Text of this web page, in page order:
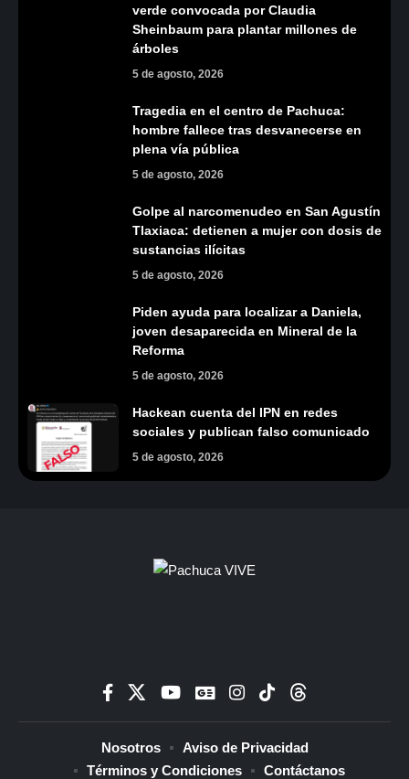
verde convocada por Claudia
Sheinbaum para plantar millones de
árboles
5 de agosto, 2026
Tragedia en el centro de Pachuca:
hombre fallece tras desvanecerse en
plena vía pública
5 de agosto, 2026
Golpe al narcomenudeo en San Agustín
Tlaxiaca: detienen a mujer con dosis de
sustancias ilícitas
5 de agosto, 2026
Piden ayuda para localizar a Daniela,
joven desaparecida en Mineral de la
Reforma
5 de agosto, 2026
Hackean cuenta del IPN en redes
sociales y publican falso comunicado
5 de agosto, 2026
Nosotros
Aviso de Privacidad
Términos y Condiciones
Contáctanos